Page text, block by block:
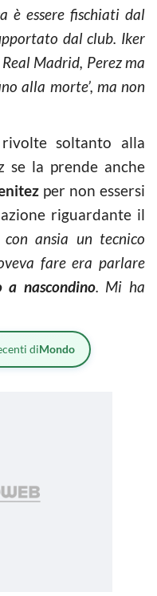
è essere fischiati dal
dal club. Iker
Madrid, Perez ma
alla morte’, ma non
soltanto alla
se la prende anche
per non essersi
riguardante il
con ansia un tecnico
fare era parlare
a nascondino. Mi ha
diMondo